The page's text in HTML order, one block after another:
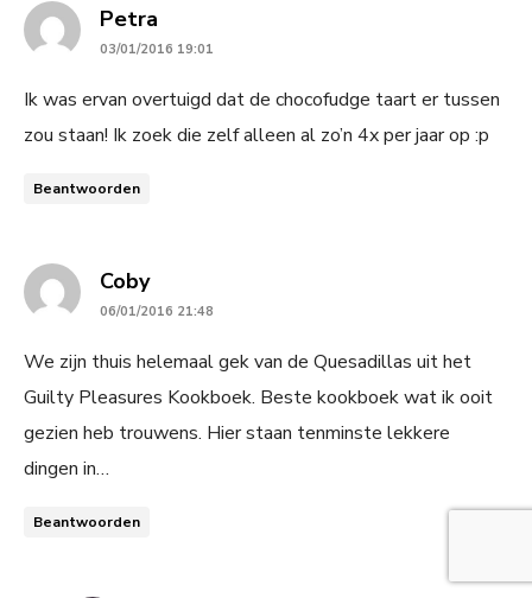
Petra
03/01/2016 19:01
Ik was ervan overtuigd dat de chocofudge taart er tussen
zou staan! Ik zoek die zelf alleen al zo’n 4x per jaar op :p
Beantwoorden
Cobysays:
06/01/2016 21:48
We zijn thuis helemaal gek van de Quesadillas uit het
Guilty Pleasures Kookboek. Beste kookboek wat ik ooit
gezien heb trouwens. Hier staan tenminste lekkere
dingen in…
Beantwoorden